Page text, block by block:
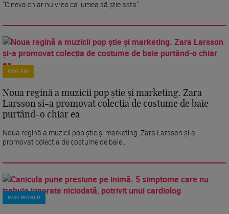
”Cineva chiar nu vrea ca lumea să știe asta”.
PRO FM
Noua regină a muzicii pop știe și marketing. Zara
Larsson și-a promovat colecția de costume de baie
purtând-o chiar ea
Noua regină a muzicii pop știe și marketing. Zara Larsson și-a
promovat colecția de costume de baie...
DIGI WORLD